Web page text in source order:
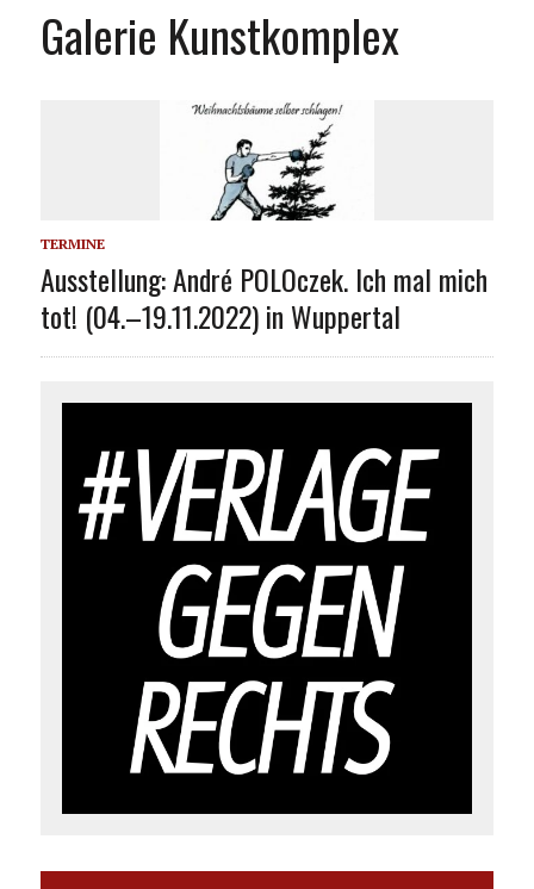
Galerie Kunstkomplex
TERMINE
Ausstellung: André POLOczek. Ich mal mich
tot! (04.–19.11.2022) in Wuppertal